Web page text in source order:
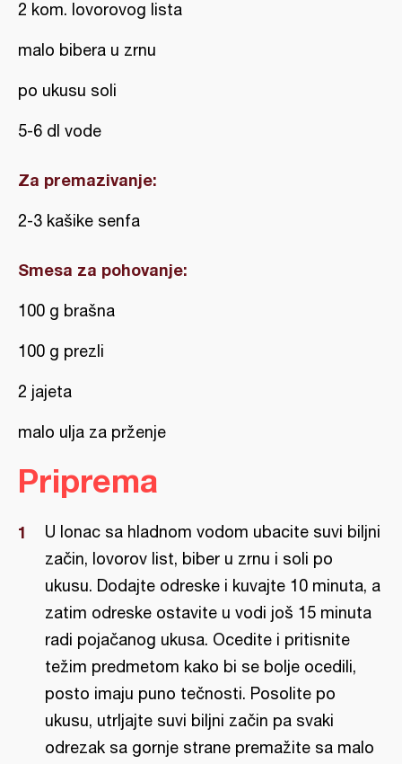
2 kom. lovorovog lista
malo bibera u zrnu
po ukusu soli
5-6 dl vode
Za premazivanje:
2-3 kašike senfa
Smesa za pohovanje:
100 g brašna
100 g prezli
2 jajeta
malo ulja za prženje
Priprema
U lonac sa hladnom vodom ubacite suvi biljni
začin, lovorov list, biber u zrnu i soli po
ukusu. Dodajte odreske i kuvajte 10 minuta, a
zatim odreske ostavite u vodi još 15 minuta
radi pojačanog ukusa. Ocedite i pritisnite
težim predmetom kako bi se bolje ocedili,
posto imaju puno tečnosti. Posolite po
ukusu, utrljajte suvi biljni začin pa svaki
odrezak sa gornje strane premažite sa malo